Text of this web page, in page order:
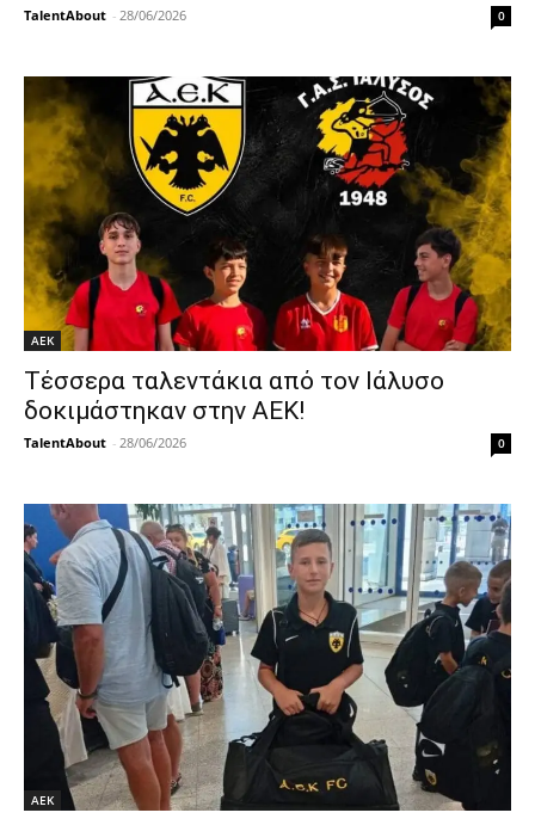
TalentAbout - 28/06/2026 0
ΑΕΚ
Τέσσερα ταλεντάκια από τον Ιάλυσο
δοκιμάστηκαν στην ΑΕΚ!
TalentAbout - 28/06/2026 0
ΑΕΚ